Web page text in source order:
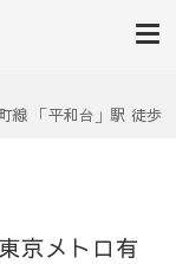
線 「平和台」駅 徒歩
京メトロ有